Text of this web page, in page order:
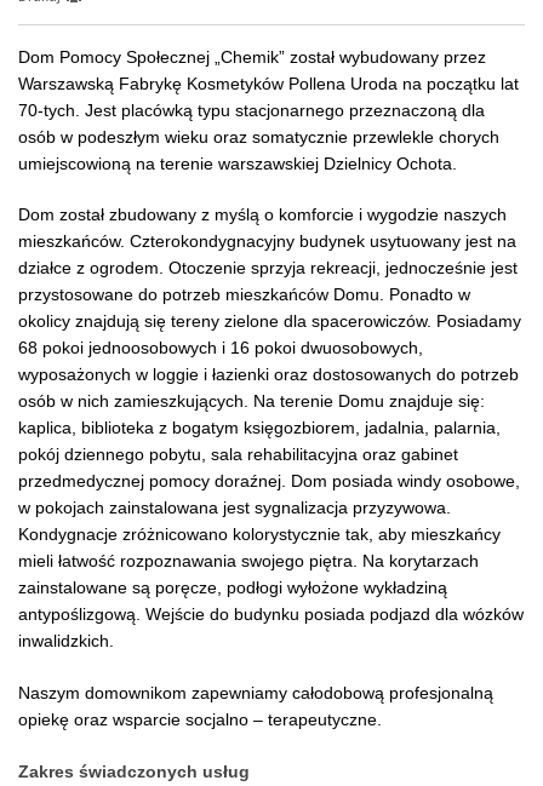
Dom Pomocy Społecznej „Chemik” został wybudowany przez
Warszawską Fabrykę Kosmetyków Pollena Uroda na początku lat
70-tych. Jest placówką typu stacjonarnego przeznaczoną dla
osób w podeszłym wieku oraz somatycznie przewlekle chorych
umiejscowioną na terenie warszawskiej Dzielnicy Ochota.
Dom został zbudowany z myślą o komforcie i wygodzie naszych
mieszkańców. Czterokondygnacyjny budynek usytuowany jest na
działce z ogrodem. Otoczenie sprzyja rekreacji, jednocześnie jest
przystosowane do potrzeb mieszkańców Domu. Ponadto w
okolicy znajdują się tereny zielone dla spacerowiczów. Posiadamy
68 pokoi jednoosobowych i 16 pokoi dwuosobowych,
wyposażonych w loggie i łazienki oraz dostosowanych do potrzeb
osób w nich zamieszkujących. Na terenie Domu znajduje się:
kaplica, biblioteka z bogatym księgozbiorem, jadalnia, palarnia,
pokój dziennego pobytu, sala rehabilitacyjna oraz gabinet
przedmedycznej pomocy doraźnej. Dom posiada windy osobowe,
w pokojach zainstalowana jest sygnalizacja przyzywowa.
Kondygnacje zróżnicowano kolorystycznie tak, aby mieszkańcy
mieli łatwość rozpoznawania swojego piętra. Na korytarzach
zainstalowane są poręcze, podłogi wyłożone wykładziną
antypoślizgową. Wejście do budynku posiada podjazd dla wózków
inwalidzkich.
Naszym domownikom zapewniamy całodobową profesjonalną
opiekę oraz wsparcie socjalno – terapeutyczne.
Zakres świadczonych usług